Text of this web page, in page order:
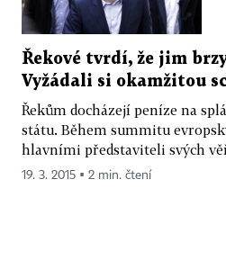
Řekové tvrdí, že jim
Vyžádali si okamžitou
Řekům docházejí peníze na
státu. Během summitu
hlavními představiteli svých
19. 3. 2015 ▪ 2 min. čtení